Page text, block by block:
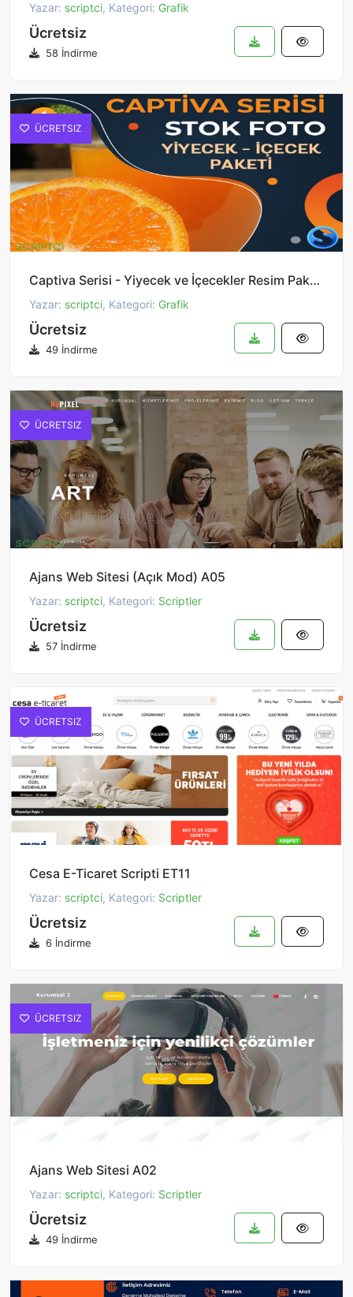
Yazar: scriptci, Kategori: Grafik
Ücretsiz
58 İndirme
ÜCRETSIZ
Captiva Serisi - Yiyecek ve İçecekler Resim Paketi 1
Yazar: scriptci, Kategori: Grafik
Ücretsiz
49 İndirme
ÜCRETSIZ
Ajans Web Sitesi (Açık Mod) A05
Yazar: scriptci, Kategori: Scriptler
Ücretsiz
57 İndirme
ÜCRETSIZ
Cesa E-Ticaret Scripti ET11
Yazar: scriptci, Kategori: Scriptler
Ücretsiz
6 İndirme
ÜCRETSIZ
Ajans Web Sitesi A02
Yazar: scriptci, Kategori: Scriptler
Ücretsiz
49 İndirme